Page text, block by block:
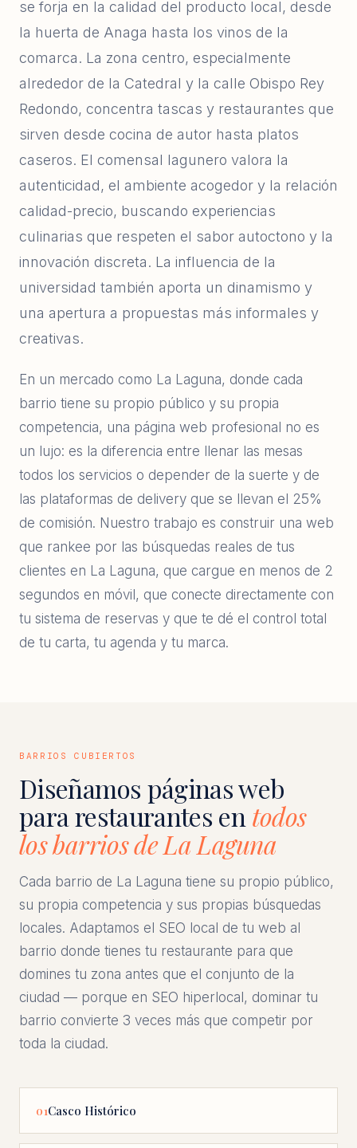
se forja en la calidad del producto local, desde
la huerta de Anaga hasta los vinos de la
comarca. La zona centro, especialmente
alrededor de la Catedral y la calle Obispo Rey
Redondo, concentra tascas y restaurantes que
sirven desde cocina de autor hasta platos
caseros. El comensal lagunero valora la
autenticidad, el ambiente acogedor y la relación
calidad-precio, buscando experiencias
culinarias que respeten el sabor autoctono y la
innovación discreta. La influencia de la
universidad también aporta un dinamismo y
una apertura a propuestas más informales y
creativas.
En un mercado como La Laguna, donde cada
barrio tiene su propio público y su propia
competencia, una página web profesional no es
un lujo: es la diferencia entre llenar las mesas
todos los servicios o depender de la suerte y de
las plataformas de delivery que se llevan el 25%
de comisión. Nuestro trabajo es construir una web
que rankee por las búsquedas reales de tus
clientes en La Laguna, que cargue en menos de 2
segundos en móvil, que conecte directamente con
tu sistema de reservas y que te dé el control total
de tu carta, tu agenda y tu marca.
BARRIOS CUBIERTOS
Diseñamos páginas web
para restaurantes en todos
los barrios de La Laguna
Cada barrio de La Laguna tiene su propio público,
su propia competencia y sus propias búsquedas
locales. Adaptamos el SEO local de tu web al
barrio donde tienes tu restaurante para que
domines tu zona antes que el conjunto de la
ciudad — porque en SEO hiperlocal, dominar tu
barrio convierte 3 veces más que competir por
toda la ciudad.
01Casco Histórico